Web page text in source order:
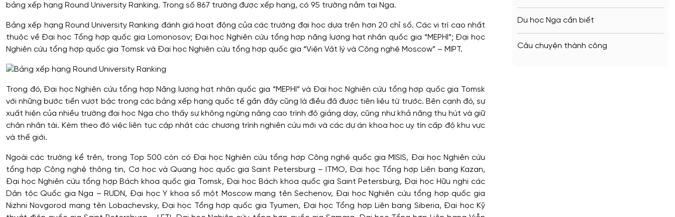
bảng xếp hạng Round University Ranking. Trong số 867 trường được xếp hạng, có 95 trường nằm tại Nga.
Bảng xếp hạng Round University Ranking đánh giá hoạt động của các trường đại học dựa trên hơn 20 chỉ số. Các vị trí cao nhất
thuộc về Đại học Tổng hợp quốc gia Lomonosov; Đại học Nghiên cứu tổng hợp năng lượng hạt nhân quốc gia “MEPHl”; Đại học
Nghiên cứu tổng hợp quốc gia Tomsk và Đại học Nghiên cứu tổng hợp quốc gia “Viện Vật lý và Công nghệ Moscow” – MIPT.
Trong đó, Đại học Nghiên cứu tổng hợp Năng lượng hạt nhân quốc gia “MEPHl” và Đại học Nghiên cứu tổng hợp quốc gia Tomsk
với những bước tiến vượt bậc trong các bảng xếp hạng quốc tế gần đây cũng là điều đã được tiên liệu từ trước. Bên cạnh đó, sự
xuất hiện của nhiều trường đại học Nga cho thấy sự không ngừng nâng cao trình độ giảng dạy, cũng như khả năng thu hút và giữ
chân nhân tài. Kèm theo đó việc liên tục cập nhật các chương trình nghiên cứu mới và các dự án khoa học uy tín cấp độ khu vực
và thế giới.
Ngoài các trường kể trên, trong Top 500 còn có Đại học Nghiên cứu tổng hợp Công nghệ quốc gia MISIS, Đại học Nghiên cứu
tổng hợp Công nghệ thông tin, Cơ học và Quang học quốc gia Saint Petersburg – ITMO, Đại học Tổng hợp Liên bang Kazan,
Đại học Nghiên cứu tổng hợp Bách khoa quốc gia Tomsk, Đại học Bách khoa quốc gia Saint Petersburg, Đại học Hữu nghị các
Dân tộc Quốc gia Nga – RUDN, Đại học Y khoa số một Moscow mang tên Sechenov, Đại học Nghiên cứu tổng hợp quốc gia
Nizhni Novgorod mang tên Lobachevsky, Đại học Tổng hợp quốc gia Tyumen, Đại học Tổng hợp Liên bang Siberia, Đại học Kỹ
Du học Nga cần biết
Câu chuyện thành công